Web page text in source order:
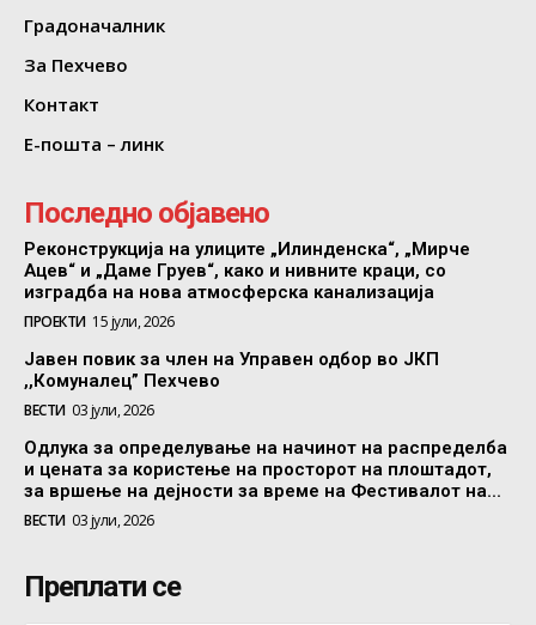
Градоначалник
За Пехчево
Контакт
Е-пошта – линк
Последно објавено
Реконструкција на улиците „Илинденска“, „Мирче
Ацев“ и „Даме Груев“, како и нивните краци, со
изградба на нова атмосферска канализација
ПРОЕКТИ 15 јули, 2026
Јавен повик за член на Управен одбор во ЈКП
,,Комуналец” Пехчево
ВЕСТИ 03 јули, 2026
Одлука за определување на начинот на распределба
и цената за користење на просторот на плоштадот,
за вршење на дејности за време на Фестивалот на...
ВЕСТИ 03 јули, 2026
Преплати се